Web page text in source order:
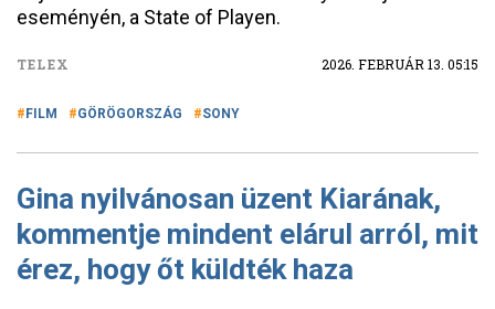
eseményén, a State of Playen.
TELEX 2026. FEBRUÁR 13. 05:15
FILM GÖRÖGORSZÁG SONY
Gina nyilvánosan üzent Kiarának,
kommentje mindent elárul arról, mit
érez, hogy őt küldték haza